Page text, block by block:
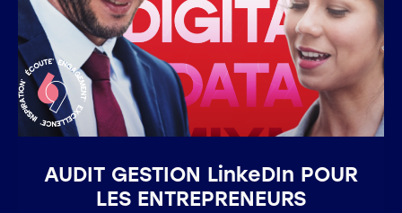
AUDIT GESTION LinkeDIn POUR
LES ENTREPRENEURS